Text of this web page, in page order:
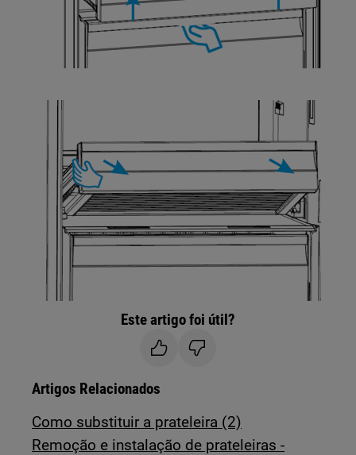
Este artigo foi útil?
Artigos Relacionados
Como substituir a prateleira (2)
Remoção e instalação de prateleiras -